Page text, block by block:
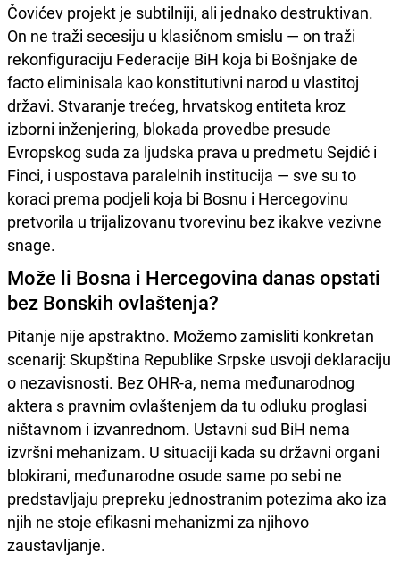
Čovićev projekt je subtilniji, ali jednako destruktivan.
On ne traži secesiju u klasičnom smislu — on traži
rekonfiguraciju Federacije BiH koja bi Bošnjake de
facto eliminisala kao konstitutivni narod u vlastitoj
državi. Stvaranje trećeg, hrvatskog entiteta kroz
izborni inženjering, blokada provedbe presude
Evropskog suda za ljudska prava u predmetu Sejdić i
Finci, i uspostava paralelnih institucija — sve su to
koraci prema podjeli koja bi Bosnu i Hercegovinu
pretvorila u trijalizovanu tvorevinu bez ikakve vezivne
snage.
Može li Bosna i Hercegovina danas opstati
bez Bonskih ovlaštenja?
Pitanje nije apstraktno. Možemo zamisliti konkretan
scenarij: Skupština Republike Srpske usvoji deklaraciju
o nezavisnosti. Bez OHR-a, nema međunarodnog
aktera s pravnim ovlaštenjem da tu odluku proglasi
ništavnom i izvanrednom. Ustavni sud BiH nema
izvršni mehanizam. U situaciji kada su državni organi
blokirani, međunarodne osude same po sebi ne
predstavljaju prepreku jednostranim potezima ako iza
njih ne stoje efikasni mehanizmi za njihovo
zaustavljanje.